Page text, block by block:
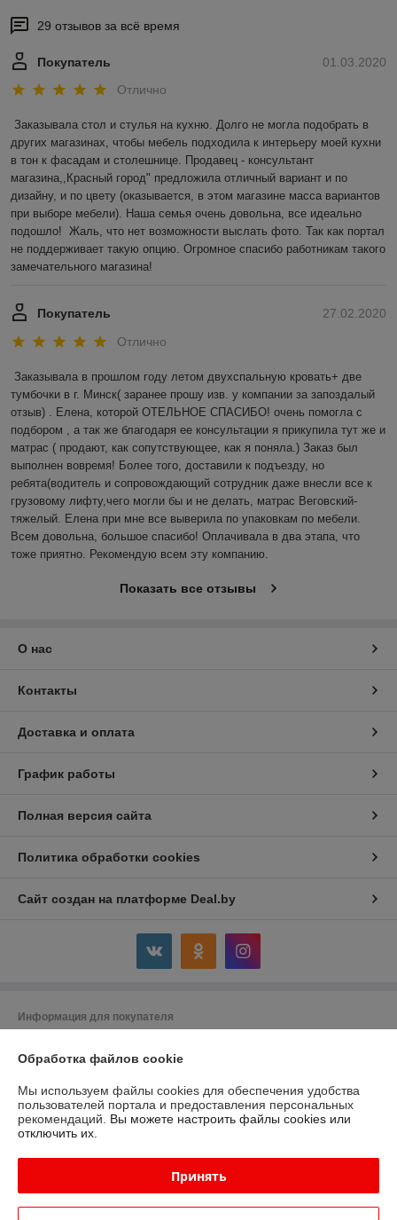
29 отзывов за всё время
01.03.2020
Покупатель
Отлично
Заказывала стол и стулья на кухню. Долго не могла подобрать в
других магазинах, чтобы мебель подходила к интерьеру моей кухни
в тон к фасадам и столешнице. Продавец - консультант
магазина,,Красный город" предложила отличный вариант и по
дизайну, и по цвету (оказывается, в этом магазине масса вариантов
при выборе мебели). Наша семья очень довольна, все идеально
подошло!  Жаль, что нет возможности выслать фото. Так как портал
не поддерживает такую опцию. Огромное спасибо работникам такого
замечательного магазина!
27.02.2020
Покупатель
Отлично
Заказывала в прошлом году летом двухспальную кровать+ две
тумбочки в г. Минск( заранее прошу изв. у компании за запоздалый
отзыв) . Елена, которой ОТЕЛЬНОЕ СПАСИБО! очень помогла с
подбором , а так же благодаря ее консультации я прикупила тут же и
матрас ( продают, как сопутствующее, как я поняла.) Заказ был
выполнен вовремя! Более того, доставили к подъезду, но
ребята(водитель и сопровождающий сотрудник даже внесли все к
грузовому лифту,чего могли бы и не делать, матрас Веговский-
тяжелый. Елена при мне все выверила по упаковкам по мебели.
Всем довольна, большое спасибо! Оплачивала в два этапа, что
тоже приятно. Рекомендую всем эту компанию.
Показать все отзывы
О нас
Контакты
Доставка и оплата
График работы
Полная версия сайта
Политика обработки cookies
Сайт создан на платформе Deal.by
Информация для покупателя
231800, РБ, Гродненская область, г.Слоним ул. Ершова 56\1
Регистрационный номер ЕГР: 591759030
УНП: 591759030
Дата регистрации компании: 15.07.2024
Обработка файлов cookie
Мы используем файлы cookies для обеспечения удобства
пользователей портала и предоставления персональных
рекомендаций. Вы можете настроить файлы cookies или
отключить их.
Принять